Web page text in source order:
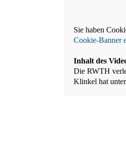
Sie haben
Cookie-Banner
Inhalt des
Die RWTH
Klinkel hat